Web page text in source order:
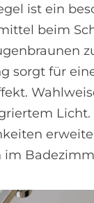
ist ein
beim
sorgt für
Licht.
im